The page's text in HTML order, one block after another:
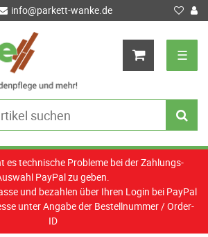
info@parkett-wanke.de
☰
es technische Probleme bei der Zahlungs-
PayPal zu geben.
und bezahlen über Ihren Login bei PayPal
unter Angabe der Bestellnummer / Order-
ID